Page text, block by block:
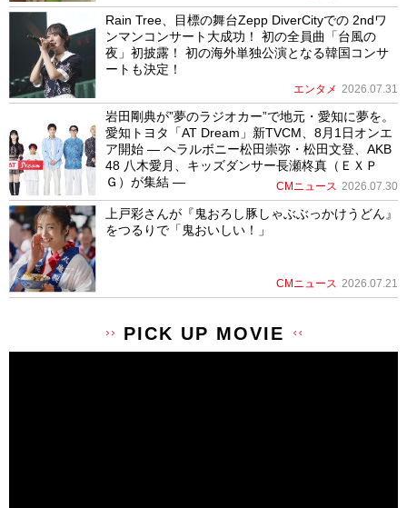
Rain Tree、目標の舞台Zepp DiverCityでの 2ndワ
ンマンコンサート大成功！ 初の全員曲「台風の
夜」初披露！ 初の海外単独公演となる韓国コンサ
ートも決定！
エンタメ 2026.07.31
岩田剛典が”夢のラジオカー”で地元・愛知に夢を。
愛知トヨタ「AT Dream」新TVCM、8月1日オンエ
ア開始 ― ヘラルボニー松田崇弥・松田文登、AKB
48 八木愛月、キッズダンサー長瀬柊真（ＥＸＰ
Ｇ）が集結 ―
CMニュース 2026.07.30
上戸彩さんが『鬼おろし豚しゃぶぶっかけうどん』
をつるりで「鬼おいしい！」
CMニュース 2026.07.21
PICK UP MOVIE